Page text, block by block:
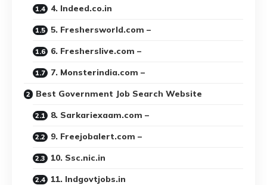
4. Indeed.co.in
5. Freshersworld.com –
6. Fresherslive.com –
7. Monsterindia.com –
Best Government Job Search Website
8. Sarkariexaam.com –
9. Freejobalert.com –
10. Ssc.nic.in
11. Indgovtjobs.in